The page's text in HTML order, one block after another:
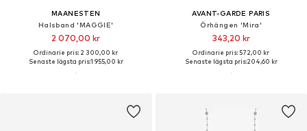
MAANESTEN
Halsband 'MAGGIE'
2 070,00 kr
Ordinarie pris: 2 300,00 kr
Senaste lägsta pris:1 955,00 kr
AVANT-GARDE PARIS
Örhängen 'Mira'
343,20 kr
Ordinarie pris: 572,00 kr
Senaste lägsta pris:204,60 kr